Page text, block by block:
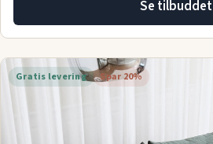
Se tilbuddet
Gratis levering Spar 20%